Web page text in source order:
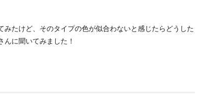
たけど、そのタイプの色が似合わないと感じたらどうした
に聞いてみました！